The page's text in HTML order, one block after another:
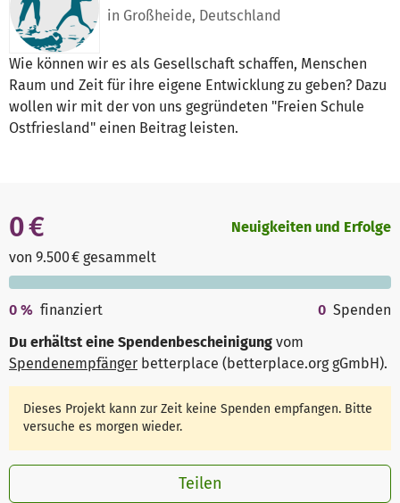
in Großheide, Deutschland
Wie können wir es als Gesellschaft schaffen, Menschen
Raum und Zeit für ihre eigene Entwicklung zu geben? Dazu
wollen wir mit der von uns gegründeten "Freien Schule
Ostfriesland" einen Beitrag leisten.
0 €
von 9.500 € gesammelt
Neuigkeiten und Erfolge
0 % finanziert 0 Spenden
Du erhältst eine Spendenbescheinigung vom
Spendenempfänger betterplace (betterplace.org gGmbH).
Dieses Projekt kann zur Zeit keine Spenden empfangen. Bitte
versuche es morgen wieder.
Teilen